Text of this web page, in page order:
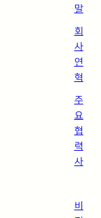
말
회
사
연
혁
주
요
협
력
사
비